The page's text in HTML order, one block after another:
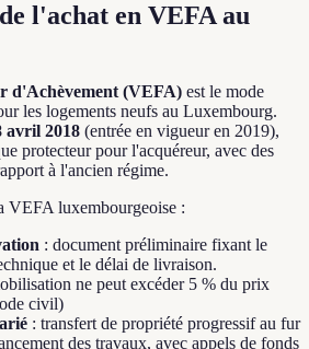
l'achat en VEFA au
d'Achèvement (VEFA) est le mode
les logements neufs au Luxembourg.
avril 2018 (entrée en vigueur en 2019),
protecteur pour l'acquéreur, avec des
à l'ancien régime.
VEFA luxembourgeoise :
: document préliminaire fixant le
et le délai de livraison.
ne peut excéder 5 % du prix
civil)
: transfert de propriété progressif au fur
des travaux, avec appels de fonds